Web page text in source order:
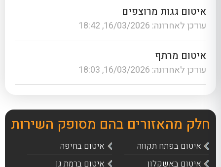
איטום גגות מרוצפים
עודכן לאחרונה: 16/03/2026, 18:42
איטום מרתף
עודכן לאחרונה: 16/03/2026, 18:03
חלק מהאזורים בהם מסופק השירות
איטום בפתח תקווה
איטום בחיפה
איטום באשקלון
איטום ברמת גן